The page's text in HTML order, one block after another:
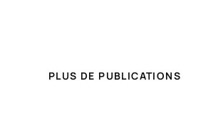
PLUS DE PUBLICATIONS